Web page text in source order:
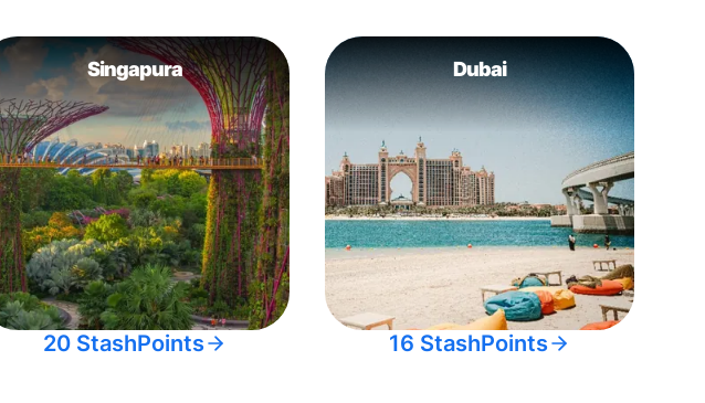
Singapura
20 StashPoints
Dubai
16 StashPoints